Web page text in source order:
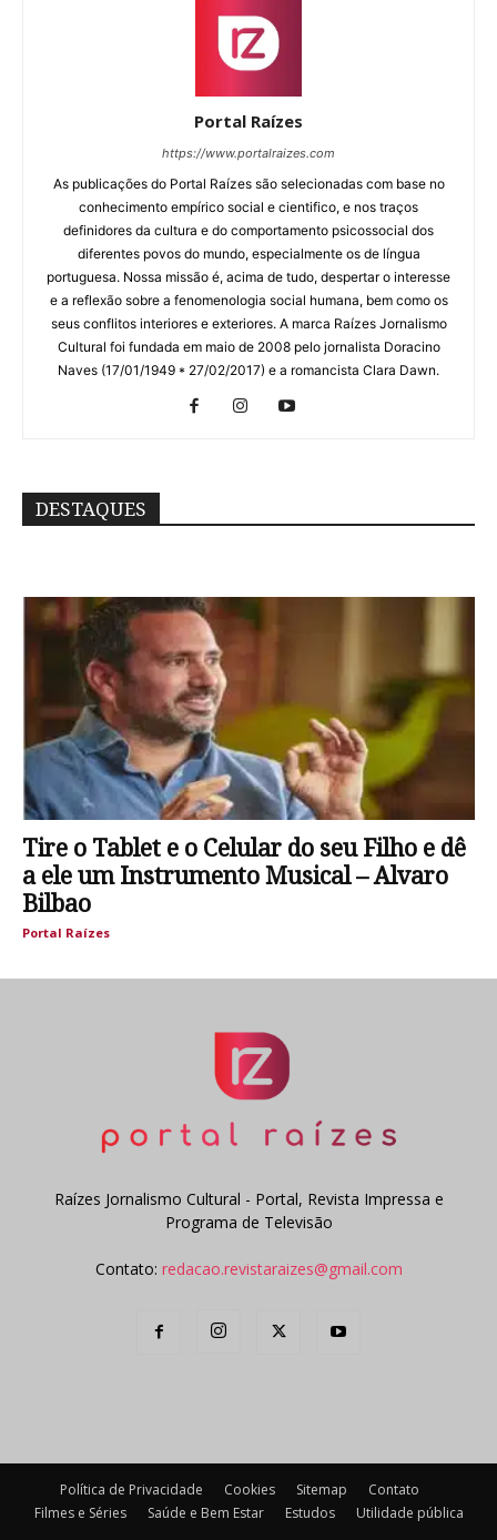
Portal Raízes
https://www.portalraizes.com
As publicações do Portal Raízes são selecionadas com base no
conhecimento empírico social e cientifico, e nos traços
definidores da cultura e do comportamento psicossocial dos
diferentes povos do mundo, especialmente os de língua
portuguesa. Nossa missão é, acima de tudo, despertar o interesse
e a reflexão sobre a fenomenologia social humana, bem como os
seus conflitos interiores e exteriores. A marca Raízes Jornalismo
Cultural foi fundada em maio de 2008 pelo jornalista Doracino
Naves (17/01/1949 * 27/02/2017) e a romancista Clara Dawn.
DESTAQUES
Tire o Tablet e o Celular do seu Filho e dê
a ele um Instrumento Musical – Alvaro
Bilbao
Portal Raízes
Raízes Jornalismo Cultural - Portal, Revista Impressa e
Programa de Televisão
Contato: redacao.revistaraizes@gmail.com
Política de Privacidade Cookies Sitemap
Contato
Filmes e Séries
Saúde e Bem Estar Estudos Utilidade pública